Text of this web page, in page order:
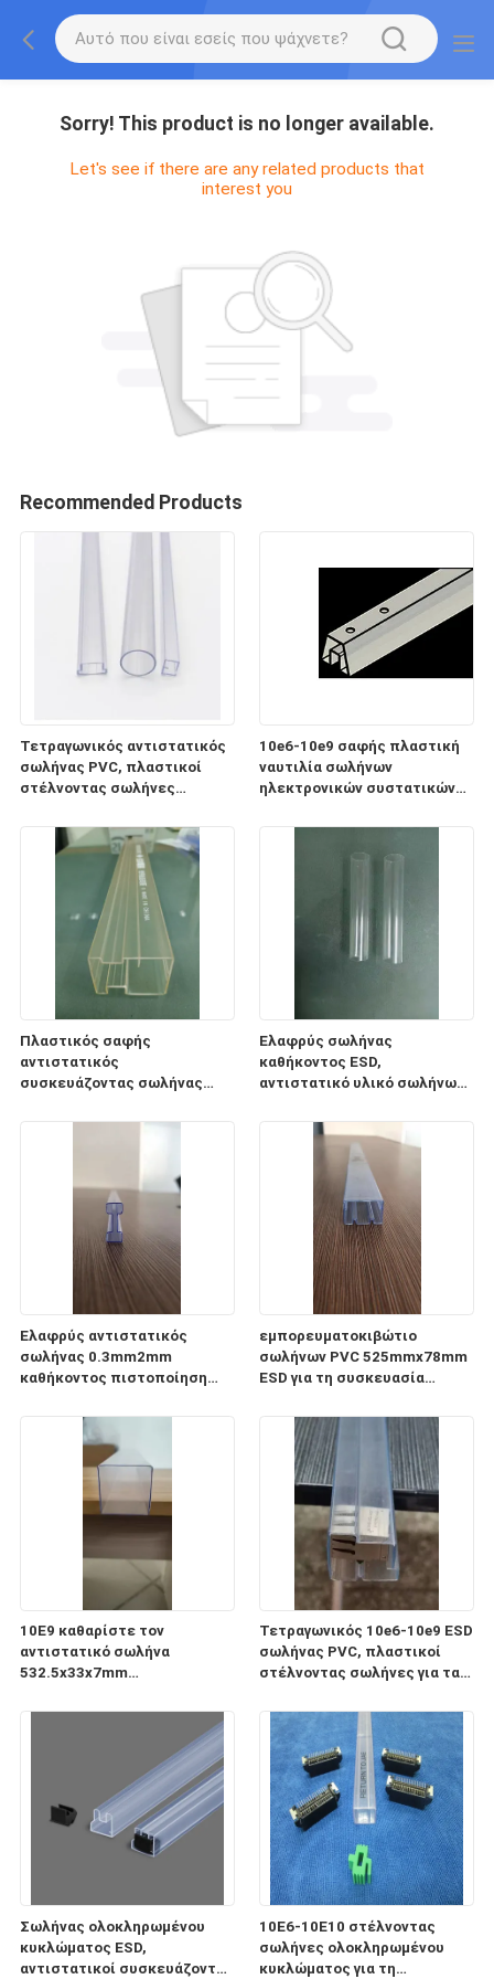
Sorry! This product is no longer available.
Let's see if there are any related products that
interest you
Recommended Products
Τετραγωνικός αντιστατικός
σωλήνας PVC, πλαστικοί
στέλνοντας σωλήνες
10e6-10e9 σαφής πλαστική
ναυτιλία σωλήνων
ηλεκτρονικών συστατικών
Πλαστικός σαφής
αντιστατικός
συσκευάζοντας σωλήνας
Ελαφρύς σωλήνας
καθήκοντος ESD,
αντιστατικό υλικό σωλήνων
ολοκληρωμένου κυκλώματος
Ελαφρύς αντιστατικός
σωλήνας 0.3mm2mm
καθήκοντος πιστοποίηση
εμπορευματοκιβώτιο
σωλήνων PVC 525mmx78mm
ESD για τη συσκευασία
ηλεκτρικού ρεύματος
10E9 καθαρίστε τον
αντιστατικό σωλήνα
532.5x33x7mm
ESD για τη συσκευασία και τη
Τετραγωνικός 10e6-10e9 ESD
σωλήνας PVC, πλαστικοί
στέλνοντας σωλήνες για τα
Σωλήνας ολοκληρωμένου
κυκλώματος ESD,
αντιστατικοί συσκευάζοντας
10E6-10E10 στέλνοντας
σωλήνες ολοκληρωμένου
κυκλώματος για τη